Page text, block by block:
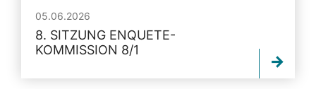
05.06.2026
8. SITZUNG ENQUETE-
KOMMISSION 8/1